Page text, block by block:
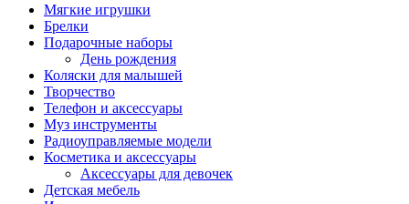
Мягкие игрушки
Брелки
Подарочные наборы
День рождения
Коляски для малышей
Творчество
Телефон и аксессуары
Муз инструменты
Радиоуправляемые модели
Косметика и аксессуары
Аксессуары для девочек
Детская мебель